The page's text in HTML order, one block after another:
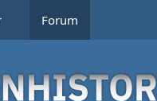
Forum